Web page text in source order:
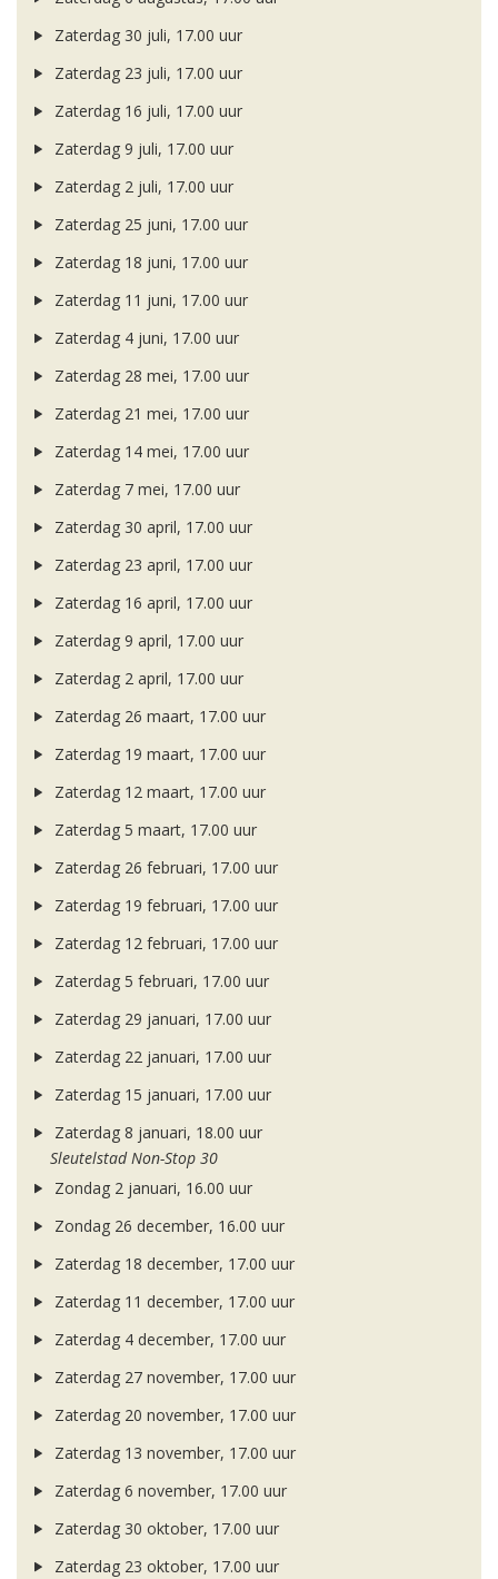
Zaterdag 30 juli, 17.00 uur
Zaterdag 23 juli, 17.00 uur
Zaterdag 16 juli, 17.00 uur
Zaterdag 9 juli, 17.00 uur
Zaterdag 2 juli, 17.00 uur
Zaterdag 25 juni, 17.00 uur
Zaterdag 18 juni, 17.00 uur
Zaterdag 11 juni, 17.00 uur
Zaterdag 4 juni, 17.00 uur
Zaterdag 28 mei, 17.00 uur
Zaterdag 21 mei, 17.00 uur
Zaterdag 14 mei, 17.00 uur
Zaterdag 7 mei, 17.00 uur
Zaterdag 30 april, 17.00 uur
Zaterdag 23 april, 17.00 uur
Zaterdag 16 april, 17.00 uur
Zaterdag 9 april, 17.00 uur
Zaterdag 2 april, 17.00 uur
Zaterdag 26 maart, 17.00 uur
Zaterdag 19 maart, 17.00 uur
Zaterdag 12 maart, 17.00 uur
Zaterdag 5 maart, 17.00 uur
Zaterdag 26 februari, 17.00 uur
Zaterdag 19 februari, 17.00 uur
Zaterdag 12 februari, 17.00 uur
Zaterdag 5 februari, 17.00 uur
Zaterdag 29 januari, 17.00 uur
Zaterdag 22 januari, 17.00 uur
Zaterdag 15 januari, 17.00 uur
Zaterdag 8 januari, 18.00 uur
Sleutelstad Non-Stop 30
Zondag 2 januari, 16.00 uur
Zondag 26 december, 16.00 uur
Zaterdag 18 december, 17.00 uur
Zaterdag 11 december, 17.00 uur
Zaterdag 4 december, 17.00 uur
Zaterdag 27 november, 17.00 uur
Zaterdag 20 november, 17.00 uur
Zaterdag 13 november, 17.00 uur
Zaterdag 6 november, 17.00 uur
Zaterdag 30 oktober, 17.00 uur
Zaterdag 23 oktober, 17.00 uur